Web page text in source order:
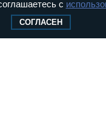
с
СОГЛАСЕН